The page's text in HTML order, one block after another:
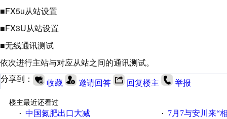
■FX5u从站设置
■FX3U从站设置
■无线通讯测试
依次进行主站与对应从站之间的通讯测试。
分享到： 收藏 邀请回答 回复楼主 举报
楼主最近还看过
· 中国氮肥出口大减 · 7月7与安川来“